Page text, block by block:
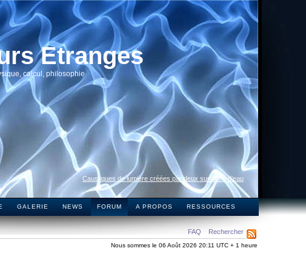
Etranges
calcul, philosophie
Caustiques de lumière créées par deux surfaces d’eau
GALERIE NEWS FORUM A PROPOS RESSOURCES
FAQ Rechercher
Nous sommes le 06 Août 2026 20:11 UTC + 1 heure